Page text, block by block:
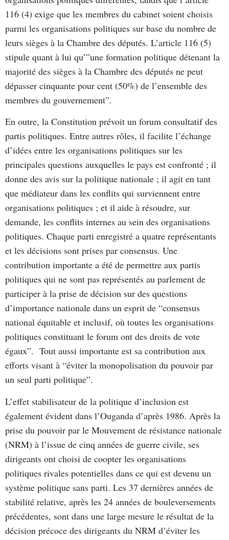
116 (4) exige que les membres du cabinet soient choisis
parmi les organisations politiques sur base du nombre de
leurs sièges à la Chambre des députés. L’article 116 (5)
stipule quant à lui qu’”une formation politique détenant la
majorité des sièges à la Chambre des députés ne peut
dépasser cinquante pour cent (50%) de l’ensemble des
membres du gouvernement”.
En outre, la Constitution prévoit un forum consultatif des
partis politiques. Entre autres rôles, il facilite l’échange
d’idées entre les organisations politiques sur les
principales questions auxquelles le pays est confronté ; il
donne des avis sur la politique nationale ; il agit en tant
que médiateur dans les conflits qui surviennent entre
organisations politiques ; et il aide à résoudre, sur
demande, les conflits internes au sein des organisations
politiques. Chaque parti enregistré a quatre représentants
et les décisions sont prises par consensus. Une
contribution importante a été de permettre aux partis
politiques qui ne sont pas représentés au parlement de
participer à la prise de décision sur des questions
d’importance nationale dans un esprit de “consensus
national équitable et inclusif, où toutes les organisations
politiques constituant le forum ont des droits de vote
égaux”. Tout aussi importante est sa contribution aux
efforts visant à “éviter la monopolisation du pouvoir par
un seul parti politique”.
L’effet stabilisateur de la politique d’inclusion est
également évident dans l’Ouganda d’après 1986. Après la
prise du pouvoir par le Mouvement de résistance nationale
(NRM) à l’issue de cinq années de guerre civile, ses
dirigeants ont choisi de coopter les organisations
politiques rivales potentielles dans ce qui est devenu un
système politique sans parti. Les 37 dernières années de
stabilité relative, après les 24 années de bouleversements
précédentes, sont dans une large mesure le résultat de la
décision précoce des dirigeants du NRM d’éviter les